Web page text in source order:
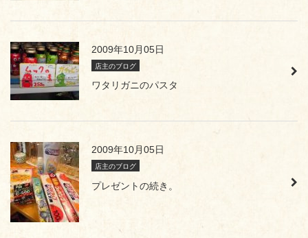
2009年10月05日
店主のブログ
ワタリガニのパスタ
2009年10月05日
店主のブログ
プレゼントの続き。